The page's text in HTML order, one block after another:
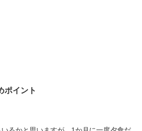
ポイント